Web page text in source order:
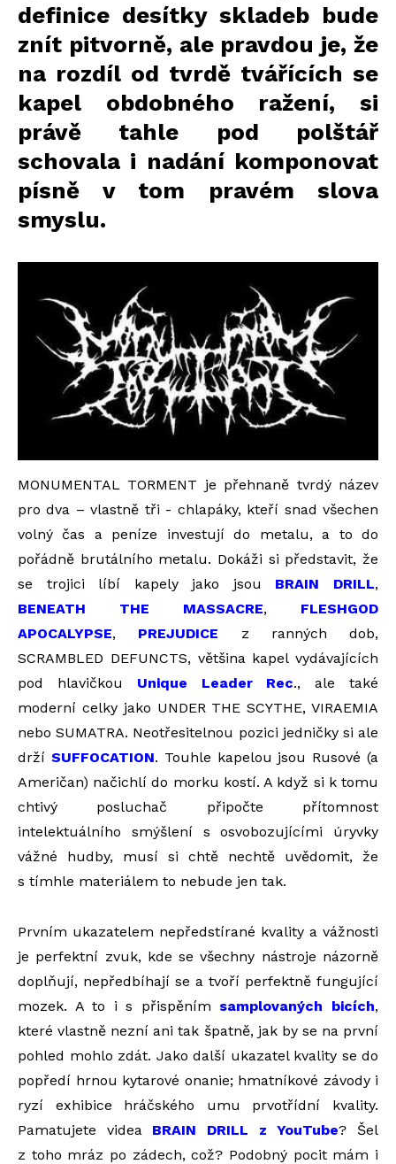
definice desítky skladeb bude
znít pitvorně, ale pravdou je, že
na rozdíl od tvrdě tvářících se
kapel obdobného ražení, si
právě tahle pod polštář
schovala i nadání komponovat
písně v tom pravém slova
smyslu.
MONUMENTAL TORMENT je přehnaně tvrdý název
pro dva – vlastně tři - chlapáky, kteří snad všechen
volný čas a peníze investují do metalu, a to do
pořádně brutálního metalu. Dokáži si představit, že
se trojici líbí kapely jako jsou BRAIN DRILL,
BENEATH THE MASSACRE, FLESHGOD
APOCALYPSE, PREJUDICE z ranných dob,
SCRAMBLED DEFUNCTS, většina kapel vydávajících
pod hlavičkou Unique Leader Rec., ale také
moderní celky jako UNDER THE SCYTHE, VIRAEMIA
nebo SUMATRA. Neotřesitelnou pozici jedničky si ale
drží SUFFOCATION. Touhle kapelou jsou Rusové (a
Američan) načichlí do morku kostí. A když si k tomu
chtivý posluchač připočte přítomnost
intelektuálního smýšlení s osvobozujícími úryvky
vážné hudby, musí si chtě nechtě uvědomit, že
s tímhle materiálem to nebude jen tak.
Prvním ukazatelem nepředstírané kvality a vážnosti
je perfektní zvuk, kde se všechny nástroje názorně
doplňují, nepředbíhají se a tvoří perfektně fungující
mozek. A to i s přispěním samplovaných bicích,
které vlastně nezní ani tak špatně, jak by se na první
pohled mohlo zdát. Jako další ukazatel kvality se do
popředí hrnou kytarové onanie; hmatníkové závody i
ryzí exhibice hráčského umu prvotřídní kvality.
Pamatujete videa BRAIN DRILL z YouTube? Šel
z toho mráz po zádech, což? Podobný pocit mám i